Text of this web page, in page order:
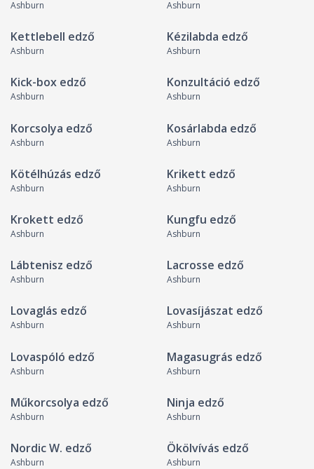
Ashburn Ashburn
Kettlebell edző
Ashburn
Kézilabda edző
Ashburn
Kick-box edző
Ashburn
Konzultáció edző
Ashburn
Korcsolya edző
Ashburn
Kosárlabda edző
Ashburn
Kötélhúzás edző
Ashburn
Krikett edző
Ashburn
Krokett edző
Ashburn
Kungfu edző
Ashburn
Lábtenisz edző
Ashburn
Lacrosse edző
Ashburn
Lovaglás edző
Ashburn
Lovasíjászat edző
Ashburn
Lovaspóló edző
Ashburn
Magasugrás edző
Ashburn
Műkorcsolya edző
Ashburn
Ninja edző
Ashburn
Nordic W. edző
Ashburn
Ökölvívás edző
Ashburn